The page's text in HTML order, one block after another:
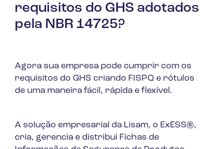
requisitos do GHS adotados
pela NBR 14725?
Agora sua empresa pode cumprir com os
requisitos do GHS criando FISPQ e rótulos
de uma maneira fácil, rápida e flexível.
A solução empresarial da Lisam, o ExESS®,
cria, gerencia e distribui Fichas de